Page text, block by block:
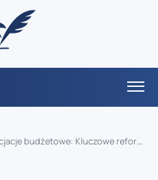
Kluczowe reformy gospodarcze nie wejdą w życie 1 stycznia